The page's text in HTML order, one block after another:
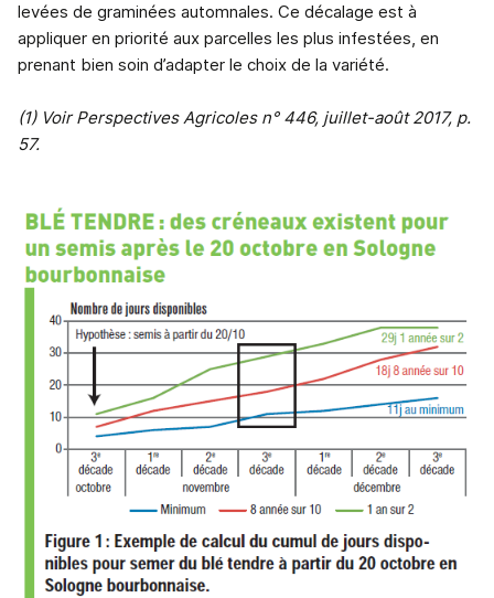
levées de graminées automnales. Ce décalage est à
appliquer en priorité aux parcelles les plus infestées, en
prenant bien soin d’adapter le choix de la variété.
(1) Voir Perspectives Agricoles n° 446, juillet-août 2017, p.
57.